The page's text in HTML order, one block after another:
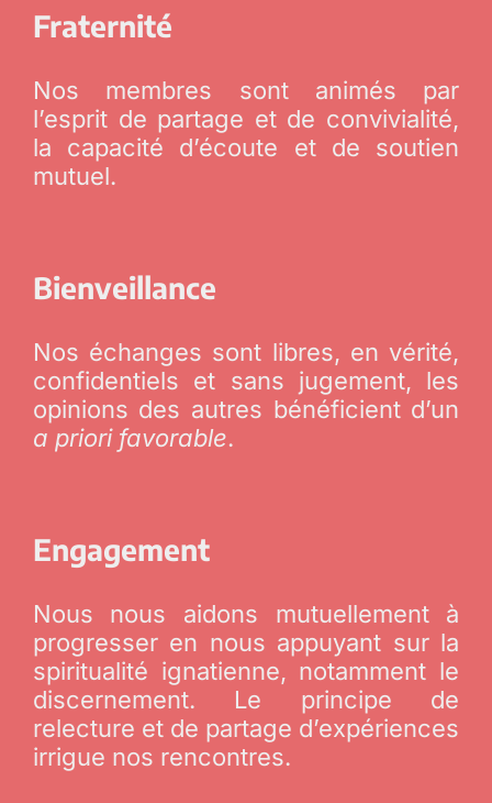
Fraternité
Nos membres sont animés par
l’esprit de partage et de convivialité,
la capacité d’écoute et de soutien
mutuel.
Bienveillance
Nos échanges sont libres, en vérité,
confidentiels et sans jugement, les
opinions des autres bénéficient d’un
a priori favorable.
Engagement
Nous nous aidons mutuellement à
progresser en nous appuyant sur la
spiritualité ignatienne, notamment le
discernement. Le principe de
relecture et de partage d’expériences
irrigue nos rencontres.